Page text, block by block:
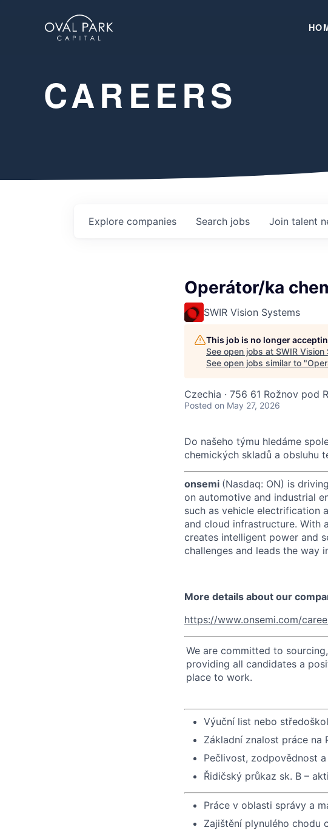
CAREERS
Search jobs
Explore companies Join talent
Operátor/ka
SWIR Vision Systems
This job is no longer
See open jobs at SWIR Vision
See open jobs similar to "
Czechia · 756 61 Rožnov pod
Posted on May 27, 2026
Do našeho týmu hledáme
chemických skladů a obsluhu
onsemi (Nasdaq: ON) is
on automotive and industrial
such as vehicle electrification
and cloud infrastructure. With
creates intelligent power and
challenges and leads the way
More details about our
https://www.onsemi.com/
We are committed to
providing all candidates a
place to work.
Výuční list nebo
Základní znalost práce na
Pečlivost, zodpovědnost
Řidičský průkaz sk. B –
Práce v oblasti správy a
Zajištění plynulého chodu